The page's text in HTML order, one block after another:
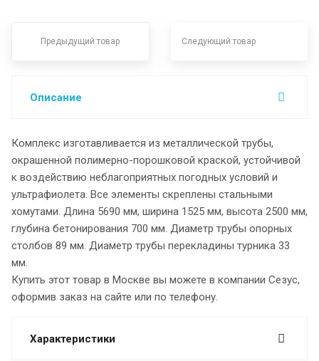
Предыдущий товар Следующий товар
Описание
Комплекс изготавливается из металлической трубы,
окрашенной полимерно-порошковой краской, устойчивой
к воздействию неблагоприятных погодных условий и
ультрафиолета. Все элементы скреплены стальными
хомутами. Длина 5690 мм, ширина 1525 мм, высота 2500 мм,
глубина бетонирования 700 мм. Диаметр трубы опорных
столбов 89 мм. Диаметр трубы перекладины турника 33
мм.
Купить этот товар в Москве вы можете в компании Сезус,
оформив заказ на сайте или по телефону.
Характеристики